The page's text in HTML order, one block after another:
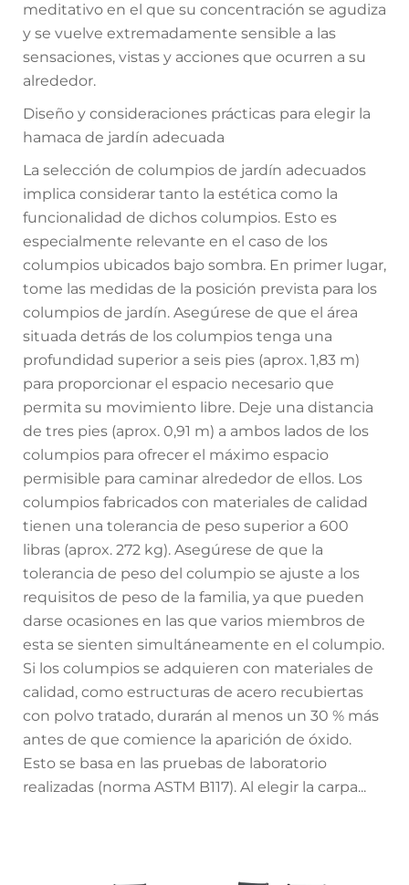
meditativo en el que su concentración se agudiza
y se vuelve extremadamente sensible a las
sensaciones, vistas y acciones que ocurren a su
alrededor.
Diseño y consideraciones prácticas para elegir la
hamaca de jardín adecuada
La selección de columpios de jardín adecuados
implica considerar tanto la estética como la
funcionalidad de dichos columpios. Esto es
especialmente relevante en el caso de los
columpios ubicados bajo sombra. En primer lugar,
tome las medidas de la posición prevista para los
columpios de jardín. Asegúrese de que el área
situada detrás de los columpios tenga una
profundidad superior a seis pies (aprox. 1,83 m)
para proporcionar el espacio necesario que
permita su movimiento libre. Deje una distancia
de tres pies (aprox. 0,91 m) a ambos lados de los
columpios para ofrecer el máximo espacio
permisible para caminar alrededor de ellos. Los
columpios fabricados con materiales de calidad
tienen una tolerancia de peso superior a 600
libras (aprox. 272 kg). Asegúrese de que la
tolerancia de peso del columpio se ajuste a los
requisitos de peso de la familia, ya que pueden
darse ocasiones en las que varios miembros de
esta se sienten simultáneamente en el columpio.
Si los columpios se adquieren con materiales de
calidad, como estructuras de acero recubiertas
con polvo tratado, durarán al menos un 30 % más
antes de que comience la aparición de óxido.
Esto se basa en las pruebas de laboratorio
realizadas (norma ASTM B117). Al elegir la carpa...